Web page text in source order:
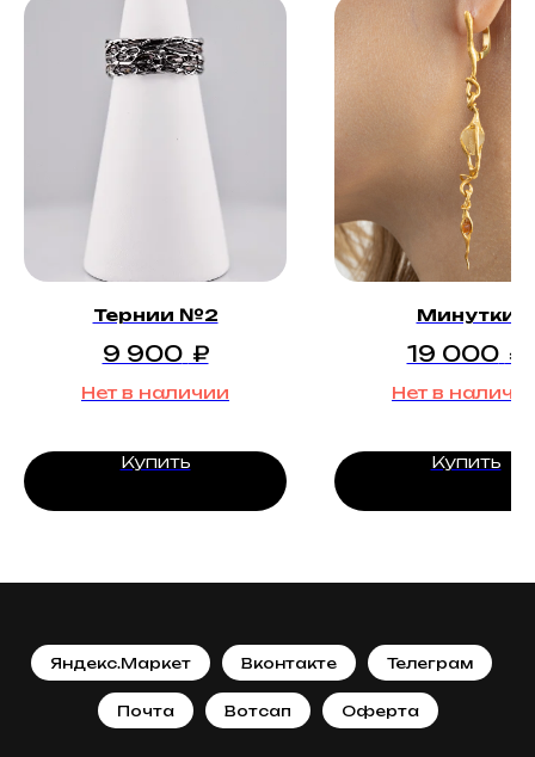
Тернии №2
9 900 ₽
Нет в наличии
Купить
Минутки
19 000 ₽
Нет в
Купить
Яндекс.Маркет Вконтакте Телеграм
Почта Вотсап Оферта